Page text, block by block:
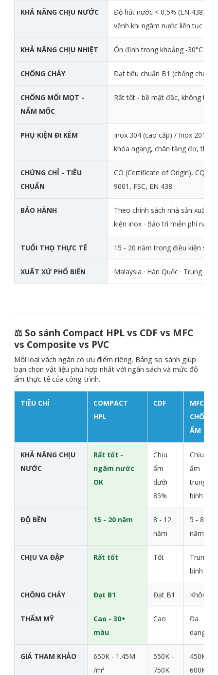
KHẢ NĂNG CHỊU NƯỚC
Độ hút nước < 0,5% (EN 438) -
vênh khi ngâm nước liên tục
KHẢ NĂNG CHỊU NHIỆT Ổn định trong khoảng -30°C đến
CHỐNG CHÁY Đạt tiêu chuẩn B1 (chống cháy
CHỐNG MỐI MỌT -
NẤM MỐC
Rất tốt - bề mặt đặc, không tạo
PHỤ KIỆN ĐI KÈM
Inox 304 (cao cấp) / Inox 201
khóa ngang, chân tăng đơ,
CHỨNG CHỈ - TIÊU
CHUẨN
CO (Certificate of Origin), CQ
9001, FSC, EN 438
BẢO HÀNH
Theo chính sách nhà sản xuất
kiện inox · Bảo trì miễn phí năm
TUỔI THỌ THỰC TẾ 15 - 20 năm trong điều kiện sử
XUẤT XỨ PHỔ BIẾN Malaysia · Hàn Quốc · Trung
⚖️ So sánh Compact HPL vs CDF vs MFC
vs Composite vs PVC
Mỗi loại vách ngăn có ưu điểm riêng. Bảng so sánh giúp
bạn chọn vật liệu phù hợp nhất với ngân sách và mức độ
ẩm thực tế của công trình.
So sánh các loại vách ngăn vệ sinh
TIÊU CHÍ
COMPACT
HPL
CDF
MFC
CHỐNG
ẨM
KHẢ NĂNG CHỊU
NƯỚC
Rất tốt -
ngâm nước
OK
Chịu
ẩm
dưới
85%
Chịu
ẩm
trung
bình
ĐỘ BỀN 15 - 20 năm
8 - 12
năm
5 - 8
năm
CHỊU VA ĐẬP Rất tốt Tốt
Trung
bình
CHỐNG CHÁY Đạt B1 Đạt B1 Không
THẨM MỸ
Cao - 30+
màu
Cao
Đa
dạng
GIÁ THAM KHẢO
650K - 1.45M
/m²
550K -
750K
450K -
600K